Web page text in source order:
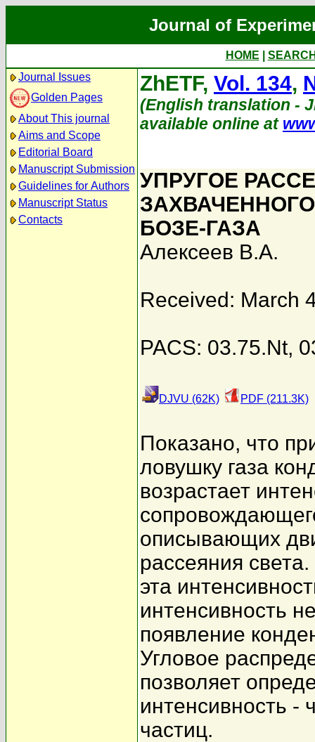
Journal of
HOME
Journal Issues
Golden Pages
About This journal
Aims and Scope
Editorial Board
Manuscript Submission
Guidelines for Authors
Manuscript Status
Contacts
ZhETF, Vol. 134,
(English translation -
available online at
УПРУГОЕ
БОЗЕ-ГАЗА
Алексеев В.А.
Received: March
PACS: 03.75.Nt,
DJVU (62K) PDF (211.3K)
Показано, что
ловушку газа
возрастает
описывающих
рассеяния
эта
интенсивность
появление
Угловое
позволяет
интенсивность -
частиц.